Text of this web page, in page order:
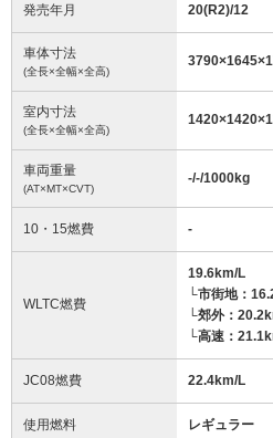
発売年月 20(R2)/12
車体寸法
(全長×全幅×全高)
3790×1645×
室内寸法
(全長×全幅×全高)
1420×1420×
車両重量
(AT×MT×CVT)
-/-/1000kg
10・15燃費 -
WLTC燃費
19.6km/L
└市街地：
└郊外：
└高速：
JC08燃費 22.4km/L
使用燃料 レギュラー